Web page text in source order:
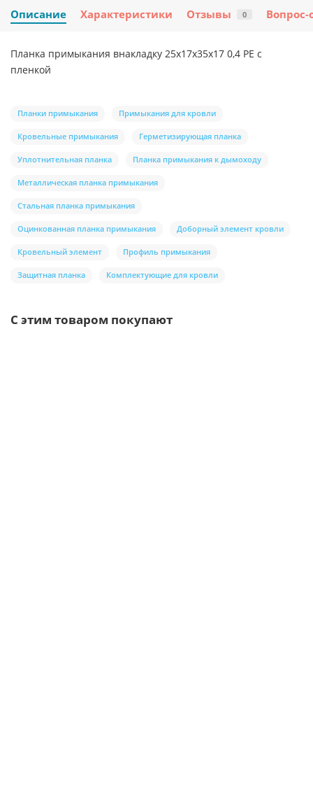
Описание Характеристики Отзывы 0 Вопрос-
Планка примыкания внакладку 25х17х35х17 0,4 PE с
пленкой
Планки примыкания Примыкания для кровли
Кровельные примыкания Герметизирующая планка
Уплотнительная планка Планка примыкания к дымоходу
Металлическая планка примыкания
Стальная планка примыкания
Оцинкованная планка примыкания Доборный элемент кровли
Кровельный элемент Профиль примыкания
Защитная планка Комплектующие для кровли
С этим товаром покупают